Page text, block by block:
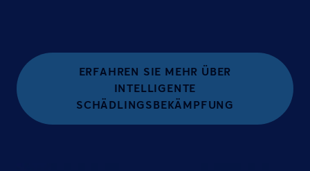
ERFAHREN SIE MEHR ÜBER
INTELLIGENTE
SCHÄDLINGSBEKÄMPFUNG